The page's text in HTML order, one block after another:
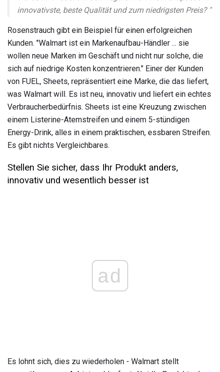
innovativste, beste Qualität und zum niedrigsten Preis? "
Rosenstrauch gibt ein Beispiel für einen erfolgreichen
Kunden. "Walmart ist ein Markenaufbau-Händler ... sie
wollen neue Marken im Geschäft und nicht nur solche, die
sich auf niedrige Kosten konzentrieren." Einer der Kunden
von FUEL, Sheets, repräsentiert eine Marke, die das liefert,
was Walmart will. Es ist neu, innovativ und liefert ein echtes
Verbraucherbedürfnis. Sheets ist eine Kreuzung zwischen
einem Listerine-Atemstreifen und einem 5-stündigen
Energy-Drink, alles in einem praktischen, essbaren Streifen.
Es gibt nichts Vergleichbares.
Stellen Sie sicher, dass Ihr Produkt anders,
innovativ und wesentlich besser ist
ad
Es lohnt sich, dies zu wiederholen - Walmart stellt